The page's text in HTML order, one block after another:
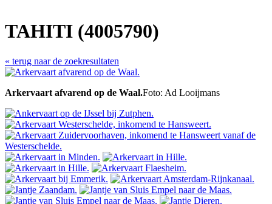
TAHITI (4005790)
« terug naar de zoekresultaten
Arkervaart afvarend op de Waal.Foto: Ad Looijmans